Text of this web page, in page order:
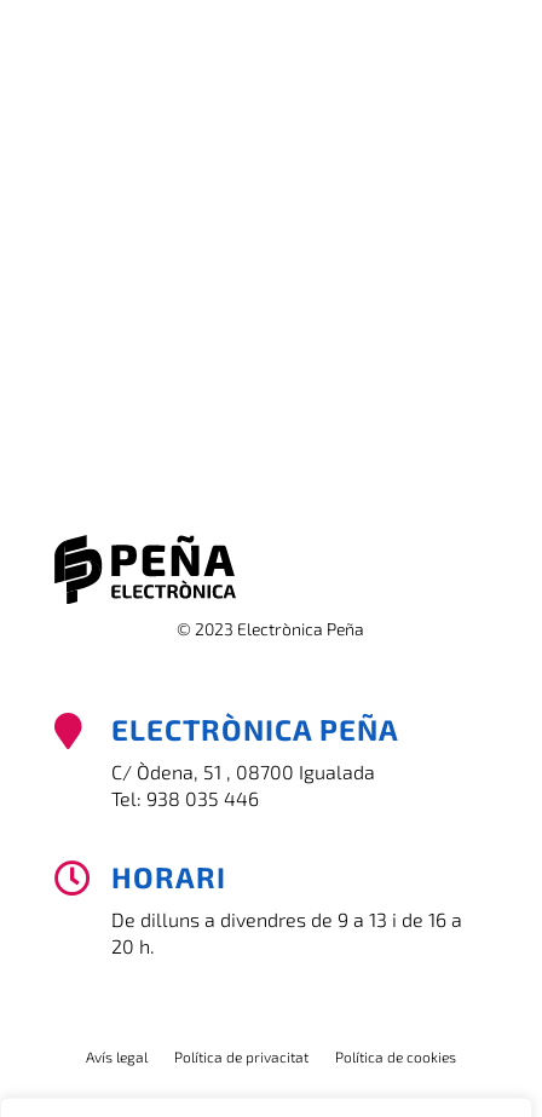
© 2023 Electrònica Peña
 ELECTRÒNICA PEÑA
C/ Òdena, 51 , 08700 Igualada
Tel: 938 035 446
 HORARI
De dilluns a divendres de 9 a 13 i de 16 a
20 h.
Avís legal Política de privacitat Política de cookies